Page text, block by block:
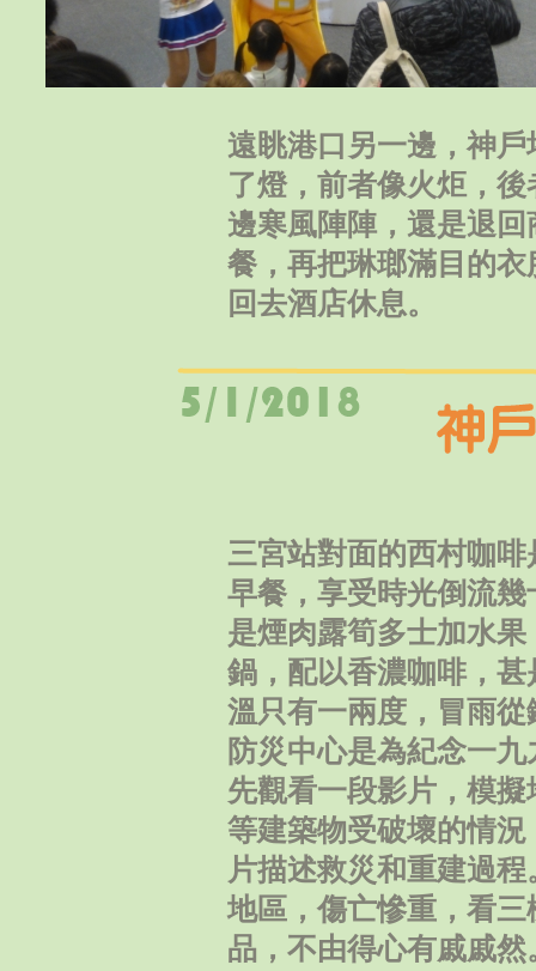
遠眺港口另一邊，神
了燈，前者像火炬，
邊寒風陣陣，還是退
餐，再把琳瑯滿目的
回去酒店休息。
三宮站對面的西村咖
早餐，享受時光倒流
是煙肉露筍多士加水
鍋，配以香濃咖啡，
溫只有一兩度，冒雨
防災中心是為紀念一
先觀看一段影片，模
等建築物受破壞的情
片描述救災和重建過
地區，傷亡慘重，看
品，不由得心有戚戚